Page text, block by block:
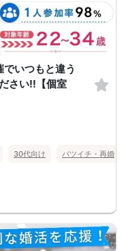
でいつもと違う
さい!!【個室
30代向け バツイチ・再婚